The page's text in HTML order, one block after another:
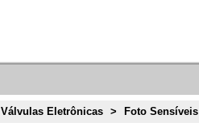
Válvulas Eletrônicas > Foto Sensíveis